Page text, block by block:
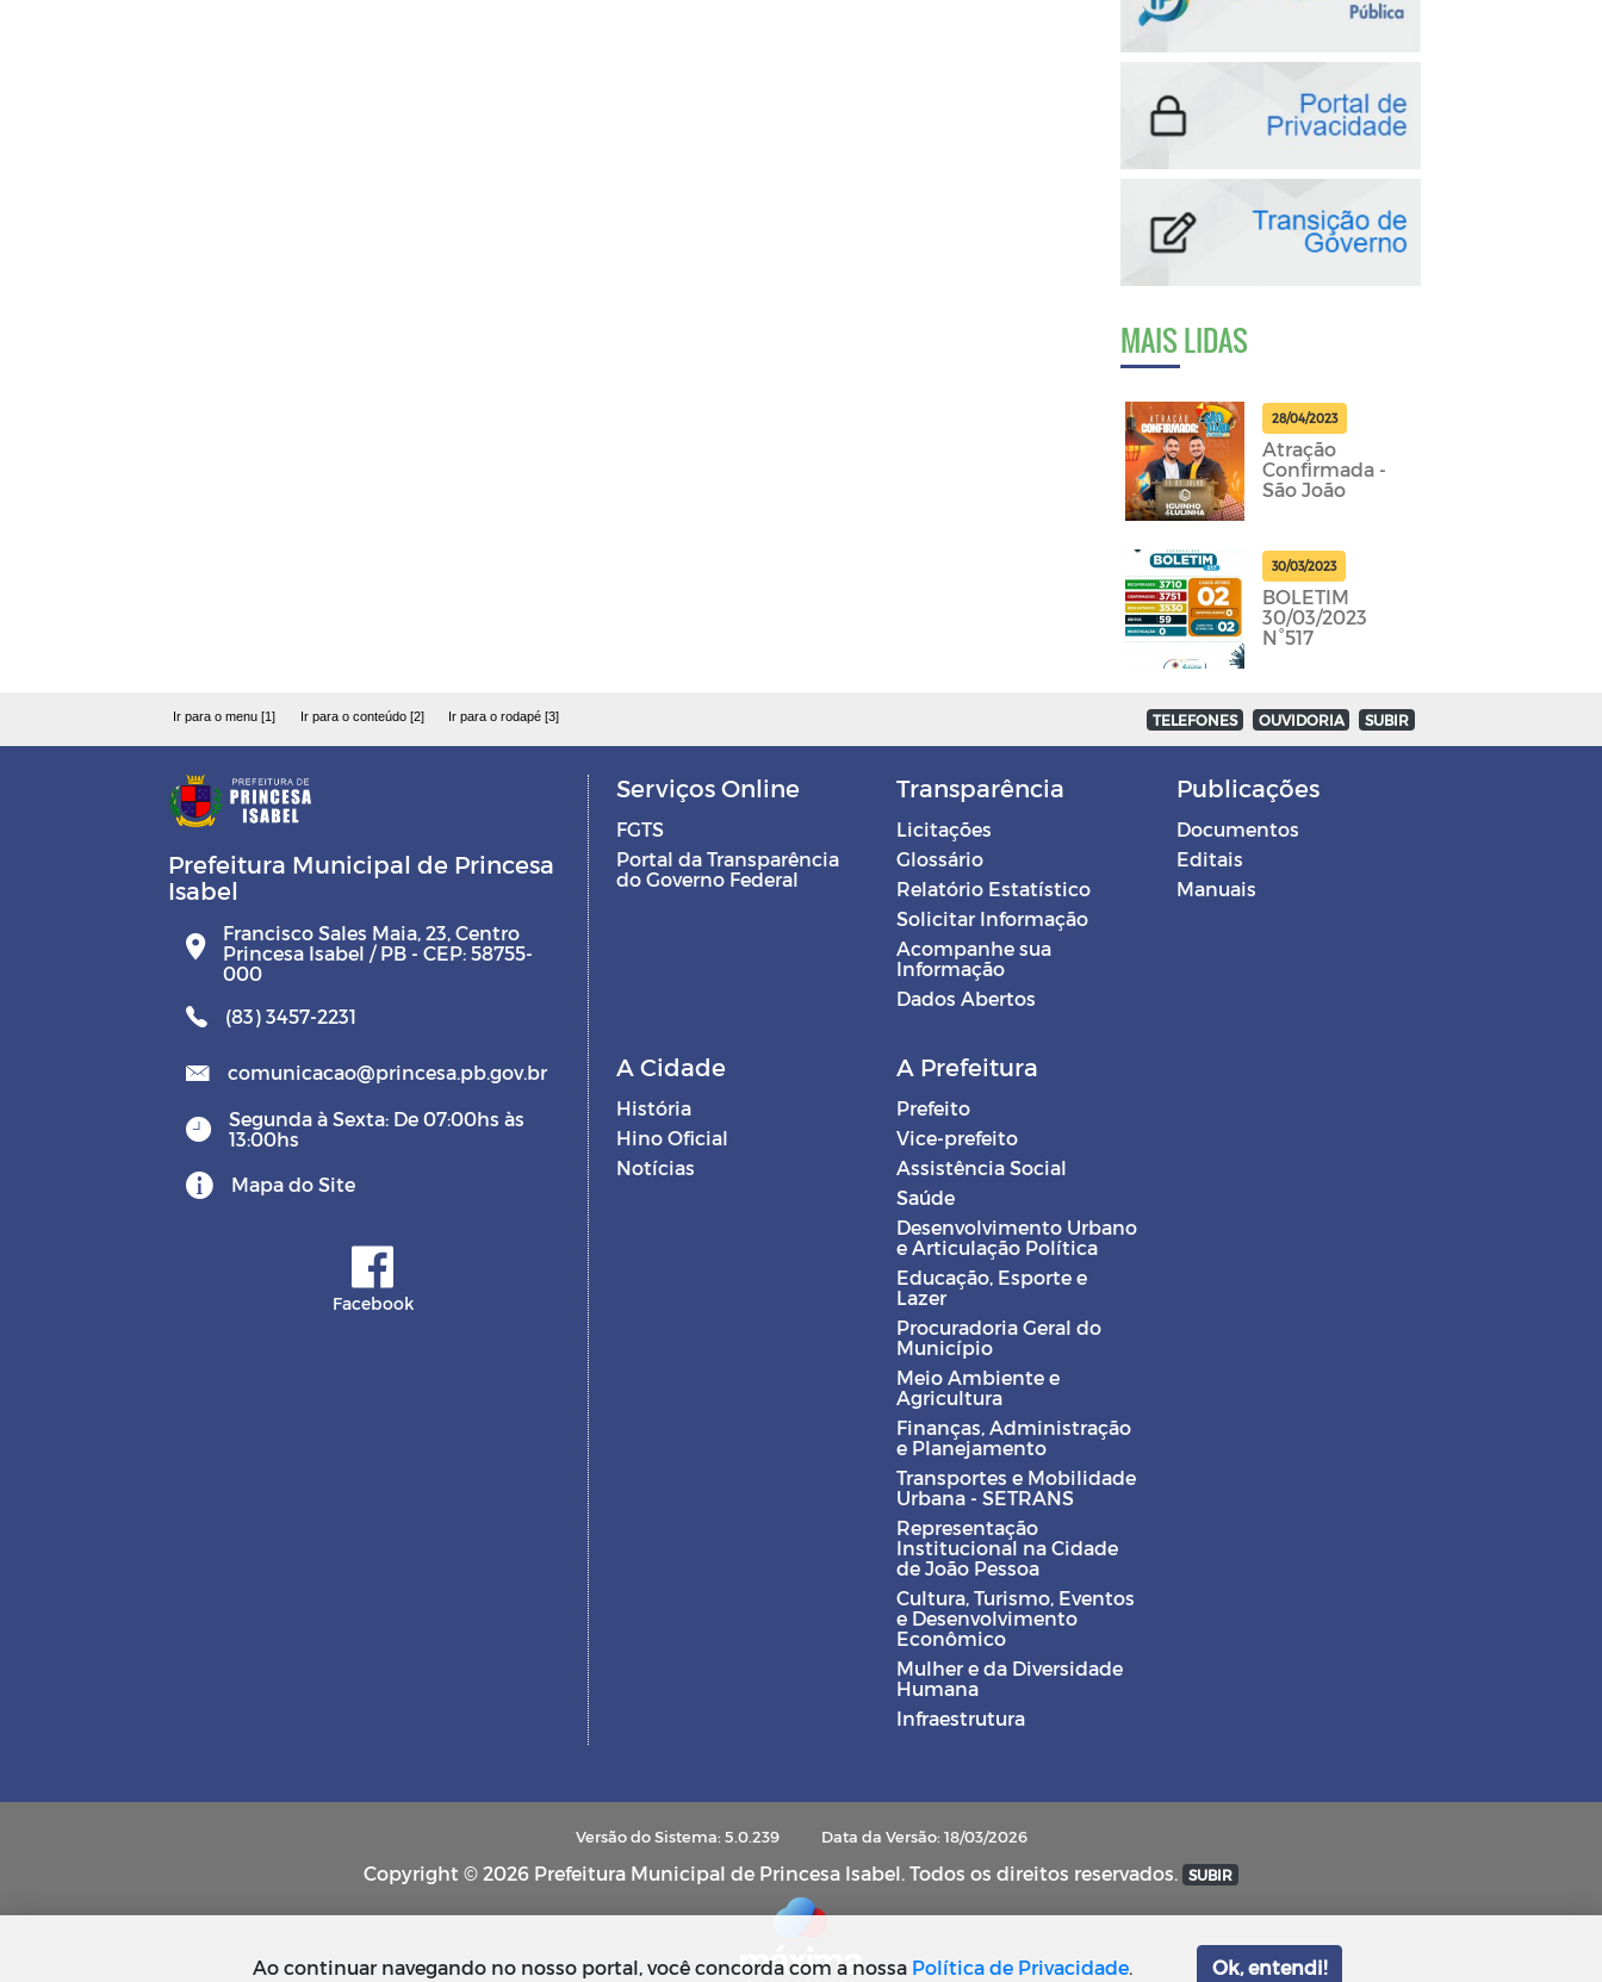
MAIS LIDAS
28/04/2023
Atração
Confirmada -
São João
30/03/2023
BOLETIM
30/03/2023
N°517
Ir para o menu [1] Ir para o conteúdo [2] Ir para o rodapé [3] TELEFONES OUVIDORIA SUBIR
Prefeitura Municipal de Princesa
Isabel
Francisco Sales Maia, 23, Centro
Princesa Isabel / PB - CEP: 58755-
000
(83) 3457-2231
comunicacao@princesa.pb.gov.br
Segunda à Sexta: De 07:00hs às
13:00hs
Mapa do Site
Facebook
Serviços Online
FGTS
Portal da Transparência
do Governo Federal
Transparência
Licitações
Glossário
Relatório Estatístico
Solicitar Informação
Acompanhe sua
Informação
Dados Abertos
Publicações
Documentos
Editais
Manuais
A Cidade
História
Hino Oficial
Notícias
A Prefeitura
Prefeito
Vice-prefeito
Assistência Social
Saúde
Desenvolvimento Urbano
e Articulação Política
Educação, Esporte e
Lazer
Procuradoria Geral do
Município
Meio Ambiente e
Agricultura
Finanças, Administração
e Planejamento
Transportes e Mobilidade
Urbana - SETRANS
Representação
Institucional na Cidade
de João Pessoa
Cultura, Turismo, Eventos
e Desenvolvimento
Econômico
Mulher e da Diversidade
Humana
Infraestrutura
Versão do Sistema: 5.0.239 Data da Versão: 18/03/2026
Copyright © 2026 Prefeitura Municipal de Princesa Isabel. Todos os direitos reservados. SUBIR
Ao continuar navegando no nosso portal, você concorda com a nossa Política de Privacidade. Ok, entendi!